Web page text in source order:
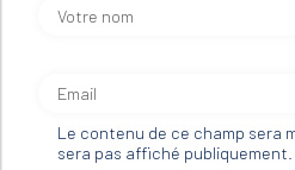
Le contenu de ce champ sera
sera pas affiché publiquement.